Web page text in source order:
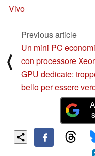
Vivo
⟨
Previous article
Un mini PC
con processore
GPU dedicate:
bello per essere